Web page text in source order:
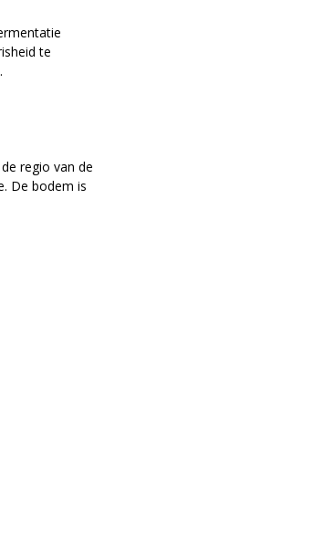
te
regio van de
De bodem is